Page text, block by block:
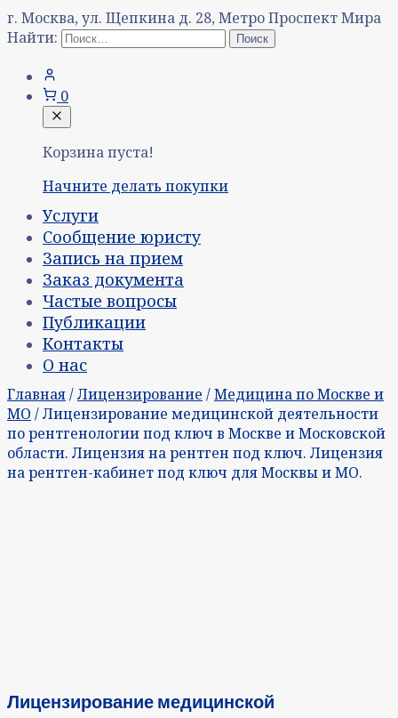
г. Москва, ул. Щепкина д. 28, Метро Проспект Мира
Найти:
0
Корзина пуста!
Начните делать покупки
Услуги
Сообщение юристу
Запись на прием
Заказ документа
Частые вопросы
Публикации
Контакты
О нас
Главная/Лицензирование /Медицина по Москве и
МО / Лицензирование медицинской деятельности
по рентгенологии под ключ в Москве и Московской
области. Лицензия на рентген под ключ. Лицензия
на рентген-кабинет под ключ для Москвы и МО.
Лицензирование медицинской